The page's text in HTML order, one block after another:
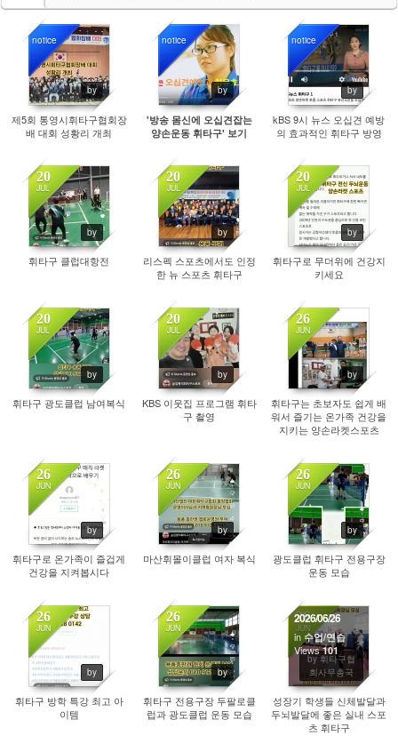
notice
by
4972
제5회 통영시휘타구협회장
배 대회 성황리 개최
notice
by
10104
'방송 몸신에 오십견잡는
양손운동 휘타구' 보기
notice
by
11013
kBS 9시 뉴스 오십견 예방
의 효과적인 휘타구 방영
20
JUL
by
110
휘타구 클럽대항전
20
JUL
by
129
리스펙 스포츠에서도 인정
한 뉴 스포츠 휘타구
20
JUL
by
108
휘타구로 무더위에 건강지
키세요
20
JUL
by
133
휘타구 광도클럽 남여복식
20
JUL
by
127
KBS 이웃집 프로그램 휘타
구 촬영
26
JUN
by
90
휘타구는 초보자도 쉽게 배
워서 즐기는 온가족 건강을
지키는 양손라켓스포츠
26
JUN
by
120
휘타구로 온가족이 즐겁게
건강을 지켜봅시다
26
JUN
by
91
마산휘몰이클럽 여자 복식
26
JUN
by
92
광도클럽 휘타구 전용구장
운동 모습
26
JUN
by
79
휘타구 방학 특강 최고 아
이템
26
JUN
by
89
휘타구 전용구장 두팔로클
럽과 광도클럽 운동 모습
26
JUN
by 휘타구협
회사무총국
2026/06/26
in 수업/연습
Views101
성장기 학생들 신체발달과
두뇌발달에 좋은 실내 스포
츠 휘타구